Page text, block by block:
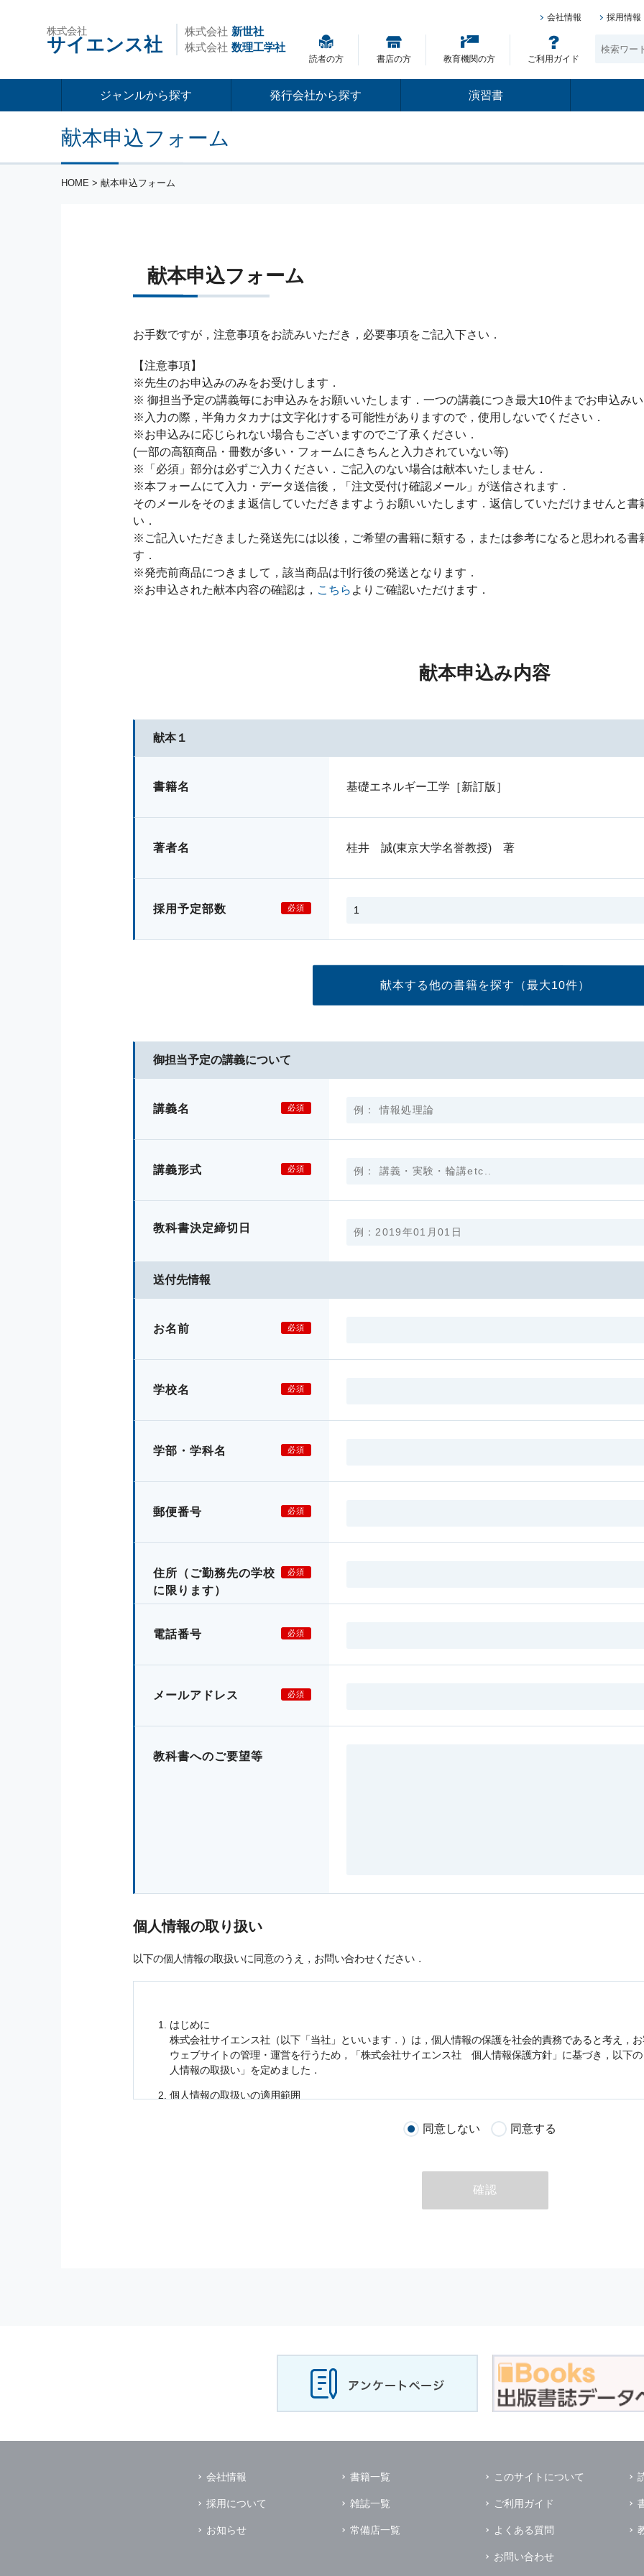
株式会社
サイエンス社
株式会社 新世社
株式会社 数理工学社
会社情報 採用情報
読者の方 書店の方 教育機関の方 ご利用ガイド
ジャンルから探す 発行会社から探す 演習書
献本申込フォーム
HOME > 献本申込フォーム
献本申込フォーム
お手数ですが，注意事項をお読みいただき，必要事項をご記入下さい．
【注意事項】
※先生のお申込みのみをお受けします．
※ 御担当予定の講義毎にお申込みをお願いいたします．一つの講義につき最大10件までお申込み
※入力の際，半角カタカナは文字化けする可能性がありますので，使用しないでください．
※お申込みに応じられない場合もございますのでご了承ください．
(一部の高額商品・冊数が多い・フォームにきちんと入力されていない等)
※「必須」部分は必ずご入力ください．ご記入のない場合は献本いたしません．
※本フォームにて入力・データ送信後，「注文受付け確認メール」が送信されます．
そのメールをそのまま返信していただきますようお願いいたします．返信していただけませんと
い．
※ご記入いただきました発送先には以後，ご希望の書籍に類する，または参考になると思われる
す．
※発売前商品につきまして，該当商品は刊行後の発送となります．
※お申込された献本内容の確認は， こちら よりご確認いただけます．
献本申込み内容
献本１
書籍名 基礎エネルギー工学［新訂版］
著者名 桂井 誠(東京大学名誉教授) 著
採用予定部数 必須
献本する他の書籍を探す （最大10件）
御担当予定の講義について
講義名 必須
講義形式 必須
教科書決定締切日
送付先情報
お名前 必須
学校名 必須
学部・学科名 必須
郵便番号 必須
住所 （ご勤務先の学校
に限ります）
必須
電話番号 必須
メールアドレス 必須
教科書へのご要望等
個人情報の取り扱い
以下の個人情報の取扱いに同意のうえ，お問い合わせください．
はじめに
株式会社サイエンス社（以下「当社」といいます．）は，個人情報の保護を社会的責務であると考え，
ウェブサイトの管理・運営を行うため，「株式会社サイエンス社 個人情報保護方針」に基づき，以下
人情報の取扱い」を定めました．
個人情報の取扱いの適用範囲
個人情報 個人情報
の他に，以下の各号に定める目的のために利用することがあります．
本サービスの提供または以下に定める目的以外に，当社はお客様の個人情報利用することはありません．
の正確性及び安全性を確保する為，個人情報へのアクセス管理，持ち出し手段の制限，
破壊，改ざんなどに対しては，合理的な安全対策を講じるとともに，万一，漏洩等個人情報に関する事
を含む適切な対策を速やかに講じます．
の預託について
その場合は，業務委託先の適切な管理及び監督を行います．
個人情報の第三者への開示
当社は，個人情報 を本人の許可無く他の事業者や個人などの第三者に提供および公開することはありま
ただし，以下に該当する場合はその限りではありません．
（1） 情報提供について本人の同意がある場合
を開示する場合．ただし，この場合に開示
同意しない 同意する
確認
会社情報
採用について
お知らせ
書籍一覧
雑誌一覧
常備店一覧
このサイトについて
ご利用ガイド
よくある質問
お問い合わせ